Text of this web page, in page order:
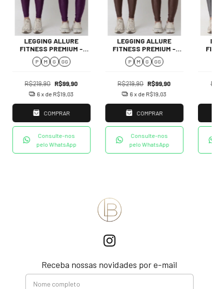
LEGGING ALLURE
FITNESS PREMIUM -
WINE
P M G GG
R$219,90 R$99,90
6x de R$19,03
COMPRAR
Consulte-nos
pelo WhatsApp
LEGGING ALLURE
FITNESS PREMIUM -
COCOA
P M G GG
R$219,90 R$99,90
6 x de R$19,03
COMPRAR
Consulte-nos
pelo WhatsApp
Receba nossas novidades por e-mail